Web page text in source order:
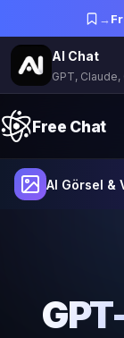
→
AI Chat
GPT, Claude,
Free Chat
AI Görsel &